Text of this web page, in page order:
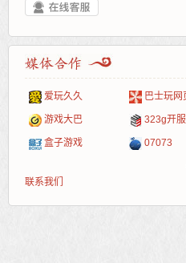
爱玩久久 巴士玩网
游戏大巴 323g开
盒子游戏 07073
联系我们